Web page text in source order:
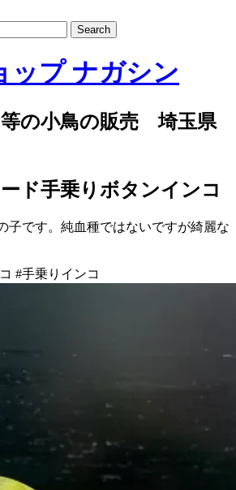
ップ ナガシン
の小鳥の販売 埼玉県
ド手乗りボタンインコ
子です。純血種ではないですが綺麗な
#手乗りインコ